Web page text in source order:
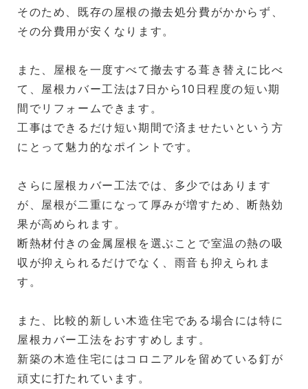
そのため、既存の屋根の撤去処分費がかからず、
その分費用が安くなります。
また、屋根を一度すべて撤去する葺き替えに比べ
て、屋根カバー工法は7日から10日程度の短い期
間でリフォームできます。
工事はできるだけ短い期間で済ませたいという方
にとって魅力的なポイントです。
さらに屋根カバー工法では、多少ではあります
が、屋根が二重になって厚みが増すため、断熱効
果が高められます。
断熱材付きの金属屋根を選ぶことで室温の熱の吸
収が抑えられるだけでなく、雨音も抑えられま
す。
また、比較的新しい木造住宅である場合には特に
屋根カバー工法をおすすめします。
新築の木造住宅にはコロニアルを留めている釘が
頑丈に打たれています。